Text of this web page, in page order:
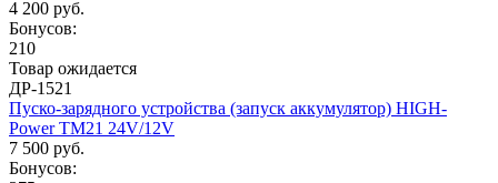
4 200 руб.
Бонусов:
210
Товар ожидается
ДР-1521
Пуско-зарядного устройства (запуск аккумулятор) HIGH-
Power TM21 24V/12V
7 500 руб.
Бонусов: